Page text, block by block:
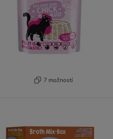
7 možností